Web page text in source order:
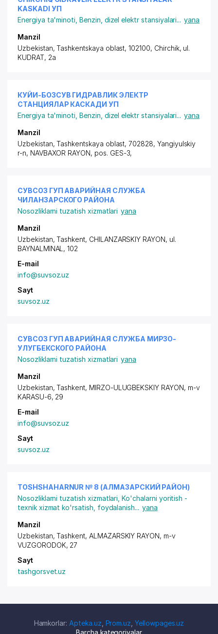
KASKADI УП
Energiya ta'minoti ,Benzin, dizel elektr stansiyalari... yana
Manzil
Uzbekistan, Tashkentskaya oblast, 102100, Chirchik, ul.
KUDRAT, 2a
КУЙИ-БОЗСУВ ГИДРАВЛИК ЭЛЕКТР
СТАНЦИЯЛАР КАСКАДИ УП
Energiya ta'minoti ,Benzin, dizel elektr stansiyalari... yana
Manzil
Uzbekistan, Tashkentskaya oblast, 702828, Yangiyulskiy
r-n, NAVBAXOR RAYON, pos. GES-3,
СУВСОЗ ГУП АВАРИЙНАЯ СЛУЖБА
ЧИЛАНЗАРСКОГО РАЙОНА
Nosozliklarni tuzatish xizmatlari yana
Manzil
Uzbekistan, Tashkent, CHILANZARSKIY RAYON, ul.
BAYNALMINAL, 102
E-mail
info@suvsoz.uz
Sayt
suvsoz.uz
СУВСОЗ ГУП АВАРИЙНАЯ СЛУЖБА МИРЗО-
УЛУГБЕКСКОГО РАЙОНА
Nosozliklarni tuzatish xizmatlari yana
Manzil
Uzbekistan, Tashkent, MIRZO-ULUGBEKSKIY RAYON, m-v
KARASU-6, 29
E-mail
info@suvsoz.uz
Sayt
suvsoz.uz
TOSHSHAHARNUR № 8 (АЛМАЗАРСКИЙ РАЙОН)
Nosozliklarni tuzatish xizmatlari ,Ko'chalarni yoritish -
texnik xizmat ko'rsatish, foydalanish... yana
Manzil
Uzbekistan, Tashkent, ALMAZARSKIY RAYON, m-v
VUZGORODOK, 27
Sayt
tashgorsvet.uz
Hamkorlar: Apteka.uz Prom.uz ,Yellowpages.uz
Barcha kategoriyalar